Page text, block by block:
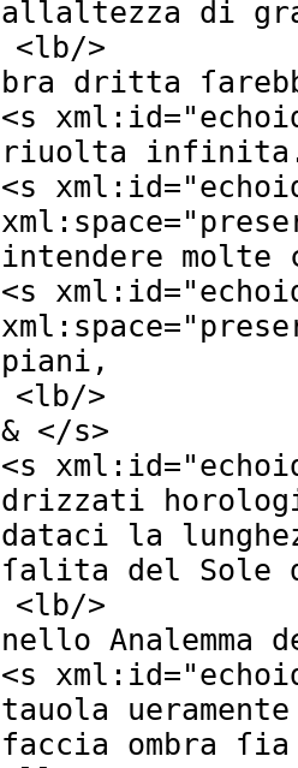
allaltezza di
<lb/>
bra dritta
<s xml:id="
riuolta
<s xml:id="
xml:space="
intendere molte
<s xml:id="
xml:space="
piani,
<lb/>
& </s>
<s xml:id="
drizzati
dataci la
ſalita del Sole
<lb/>
nello
<s xml:id="
tauola
faccia ombra